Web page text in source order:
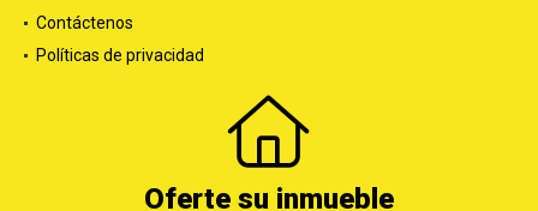
Nuestra Empresa
Contáctenos